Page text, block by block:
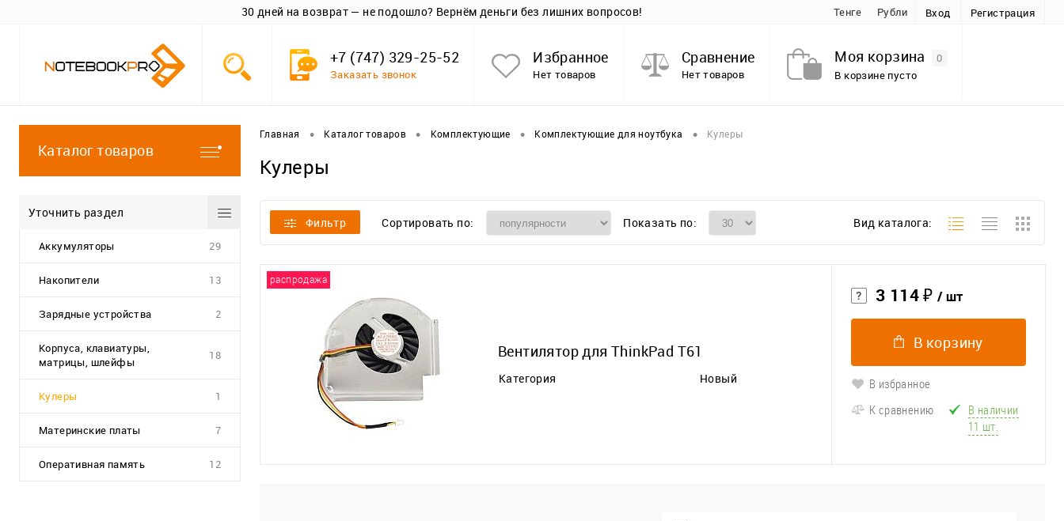
30 дней на возврат — не подошло? Вернём деньги без лишних вопросов! Тенге Рубли Вход Регистрация
+7 (747) 329-25-52
Заказать звонок
Избранное
Нет товаров
Сравнение
Нет товаров
Моя корзина
0
В корзине пусто
Каталог товаров
Уточнить раздел
Аккумуляторы 29
Накопители 13
Зарядные устройства 2
Корпуса, клавиатуры,
матрицы, шлейфы
18
Кулеры 1
Материнские платы 7
Оперативная память 12
Главная • Каталог товаров • Комплектующие • Комплектующие для ноутбука • Кулеры
Кулеры
Фильтр Сортировать по: Показать по: Вид каталога:
распродажа
Вентилятор для ThinkPad T61
Категория Новый
3 114 ₽/ шт
В корзину
В избранное
К сравнению
В наличии
11 шт.